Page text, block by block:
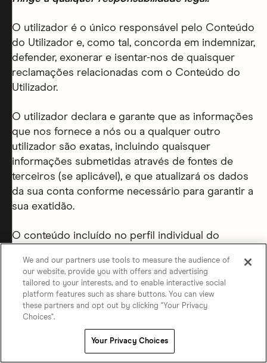
O utilizador é o único responsável pelo Conteúdo
do Utilizador e, como tal, concorda em indemnizar,
defender, exonerar e isentar-nos de quaisquer
reclamações relacionadas com o Conteúdo do
Utilizador.
O utilizador declara e garante que as informações
que nos fornece a nós ou a qualquer outro
utilizador são exatas, incluindo quaisquer
informações submetidas através de fontes de
terceiros (se aplicável), e que atualizará os dados
da sua conta conforme necessário para garantir a
sua exatidão.
O conteúdo incluído no perfil individual do
prevista dos nossos Serviços. Não pode carregar
qualquer Conteúdo Proibido, e o seu conteúdo
deve ainda cumprir osPrincípios dos Membros.
Não pode exibir quaisquer informações pessoais
peer, quer em relação a si ou a qualquer outra
pessoa (por exemplo, nomes, endereços
We and our partners use tools to measure the audience of
our website, provide you with offers and advertising
tailored to your interests, and to enable interactive social
platform features such as share buttons. You can view
these partners and opt out by clicking "Your Privacy
Choices".
Your Privacy Choices